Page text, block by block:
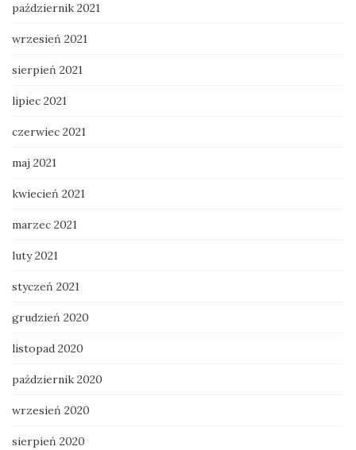
październik 2021
wrzesień 2021
sierpień 2021
lipiec 2021
czerwiec 2021
maj 2021
kwiecień 2021
marzec 2021
luty 2021
styczeń 2021
grudzień 2020
listopad 2020
październik 2020
wrzesień 2020
sierpień 2020